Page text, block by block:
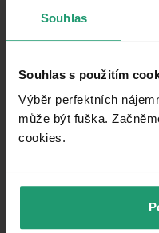
Souhlas
Souhlas s použitím
Výběr perfektních
může být fuška.
cookies.​
online přes
Váš zájem.
Zájemce prosím o
kdo by v bytě
děkuji.
kanceláří.
K nastěhování od